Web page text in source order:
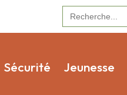
Search
for:
Sécurité Jeunesse